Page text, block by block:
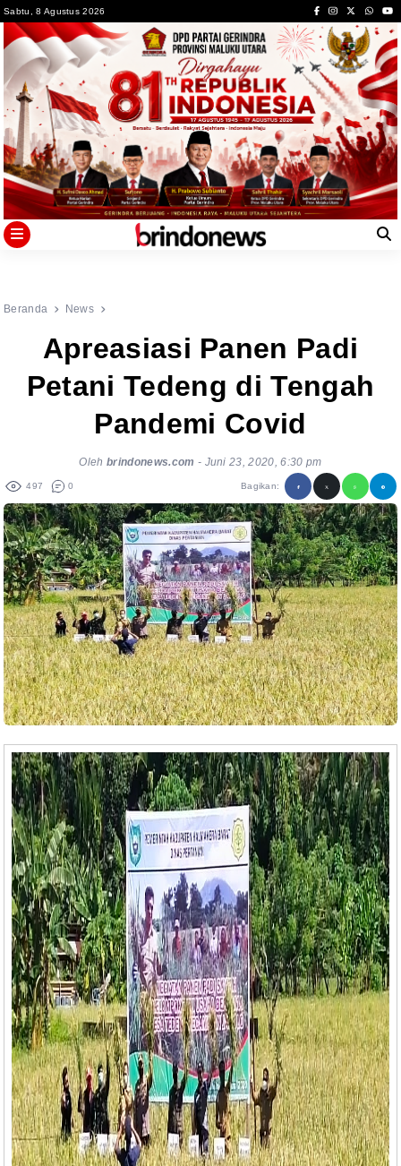
to
content
Sabtu, 8 Agustus 2026
Beranda News
Apreasiasi Panen Padi
Petani Tedeng di Tengah
Pandemi Covid
Olehbrindonews.com - Juni 23, 2020, 6:30 pm
497 0 Bagikan: